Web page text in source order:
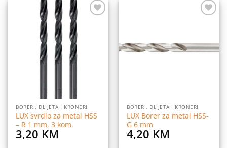
BORERI, DLIJETA I KRONERI
LUX svrdlo za metal HSS
– R 1 mm, 3 kom.
3,20 KM
želja
BORERI, DLIJETA I KRONERI
LUX Borer za metal HSS-
G 6 mm
4,20 KM